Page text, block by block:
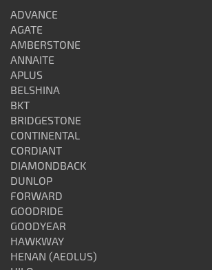
ADVANCE
AGATE
AMBERSTONE
ANNAITE
APLUS
BELSHINA
BKT
BRIDGESTONE
CONTINENTAL
CORDIANT
DIAMONDBACK
DUNLOP
FORWARD
GOODRIDE
GOODYEAR
HAWKWAY
HENAN (AEOLUS)